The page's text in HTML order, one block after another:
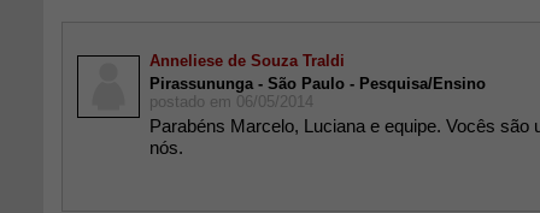
Anneliese de Souza Traldi
Pirassununga - São Paulo - Pesquisa/Ensino
postado em 06/05/2014
Parabéns Marcelo, Luciana e equipe. Vocês são
nós.